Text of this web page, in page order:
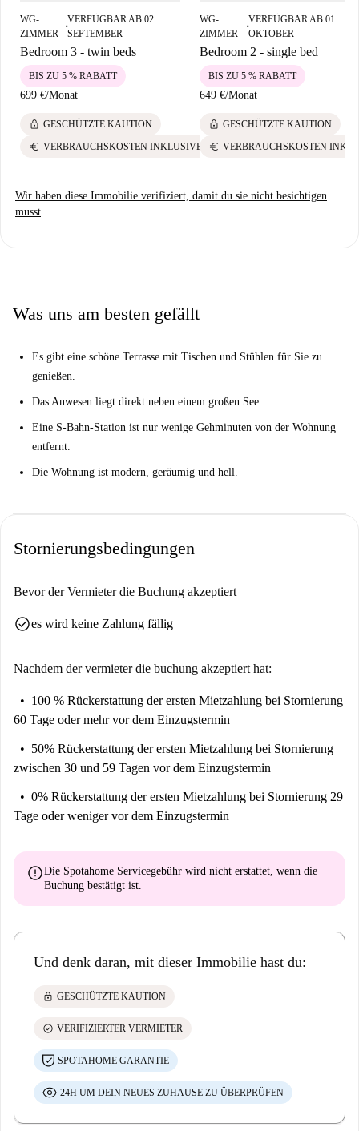
WG-
ZIMMER
■
VERFÜGBAR AB 02
SEPTEMBER
Bedroom 3 - twin beds
699 €/Monat
BIS ZU 5 % RABATT
lock GESCHÜTZTE KAUTION
euro VERBRAUCHSKOSTEN INKLUSIVE
WG-
ZIMMER
■
VERFÜGBAR AB 01
OKTOBER
Bedroom 2 - single bed
649 €/Monat
BIS ZU 5 % RABATT
lock GESCHÜTZTE KAUTION
euro VERBRAUCHSKOSTEN
Wir haben diese Immobilie verifiziert, damit du sie nicht besichtigen
musst
Was uns am besten gefällt
Es gibt eine schöne Terrasse mit Tischen und Stühlen für Sie zu
genießen.
Das Anwesen liegt direkt neben einem großen See.
Eine S-Bahn-Station ist nur wenige Gehminuten von der Wohnung
entfernt.
Die Wohnung ist modern, geräumig und hell.
Stornierungsbedingungen
Bevor der Vermieter die Buchung akzeptiert
check_circlees wird keine Zahlung fällig
Nachdem der vermieter die buchung akzeptiert hat:
100 % Rückerstattung der ersten Mietzahlung bei Stornierung
60 Tage oder mehr vor dem Einzugstermin
50% Rückerstattung der ersten Mietzahlung bei Stornierung
zwischen 30 und 59 Tagen vor dem Einzugstermin
0% Rückerstattung der ersten Mietzahlung bei Stornierung 29
Tage oder weniger vor dem Einzugstermin
errorDie Spotahome Servicegebühr wird nicht erstattet , wenn die
Buchung bestätigt ist.
Und denk daran, mit dieser Immobilie hast du:
lock GESCHÜTZTE KAUTION
check_circle VERIFIZIERTER VERMIETER
SPOTAHOME GARANTIE
24H UM DEIN NEUES ZUHAUSE ZU ÜBERPRÜFEN